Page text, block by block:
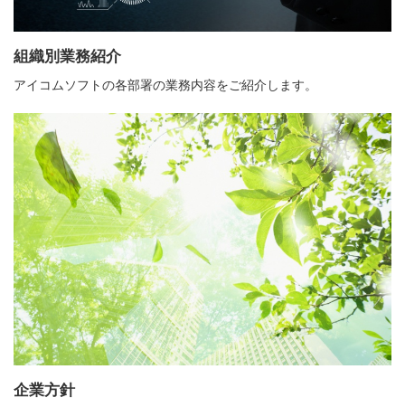
組織別業務紹介
アイコムソフトの各部署の業務内容をご紹介します。
企業方針